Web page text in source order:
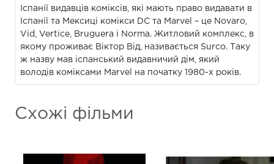
Іспанії видавців коміксів, які мають право видавати в
Іспанії та Мексиці комікси DC та Marvel – це Novaro,
Vid, Vertice, Bruguera і Norma. Житловий комплекс, в
якому проживає Віктор Від, називається Surco. Таку
ж назву мав іспанський видавничий дім, який
володів коміксами Marvel на початку 1980-х років.
Схожі фільми